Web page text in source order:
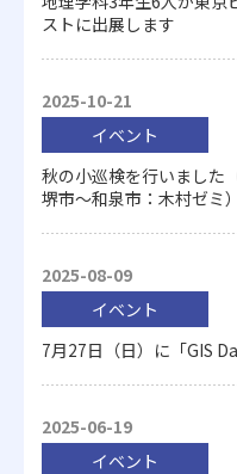
ストに出展します
2025-10-21
イベント
秋の小巡検を行いました
堺市～和泉市：木村ゼミ）
2025-08-09
イベント
7月27日（日）に「GIS
2025-06-19
イベント